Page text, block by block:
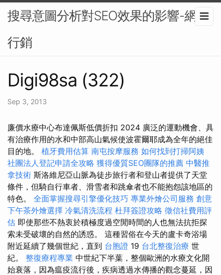
搜尋意圖分析對SEO效果的影響-網路
行銷
Digi98sa (322)
Sep 3, 2013
廉價水療中心布達佩斯低價折扣 2024 廣泛的運動機會、具
有治療作用的水和中部高山氣候使波霍爾耶成為全年的絕佳
目的地。 植牙費用估算 南屯按摩服務 如何找到打掃阿姨
社團法人登記申請全攻略 獲得優質SEO團隊的推薦 中醫推
拿技術 斯洛維尼亞山脈為徒步旅行者和登山者提供了天堂
條件，但騎自行車者、滑雪者和跳傘者也不能抱怨該地區的
特色。 全面掌握搜尋引擎優化技巧 專業外燴公司服務 創意
下午茶外燴選擇 冷氣清洗流程 杜拜簽證攻略 徵信社費用評
估 即使那些不熱衷於積極度過空閒時間的人也無法抗拒探
索未受破壞的自然的誘惑。 這種習俗在今天的盧卡奇浴場
附近延續了幾個世紀，直到 台胞證 19 台北整復治療 世
紀。 整復療程專業 中世紀下半葉，整個歐洲的水療文化開
始衰落，因為瘟疫流行後，疾病透過水傳播的觀念蔓延，因